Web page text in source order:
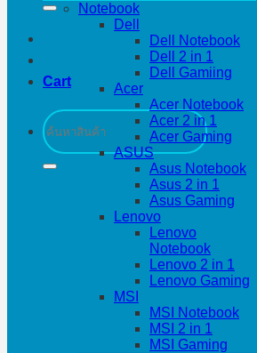
Cart
Search
for:
Notebook
Dell
Dell Notebook
Dell 2 in 1
Dell Gamiing
Acer
Acer Notebook
Acer 2 in 1
Acer Gaming
ASUS
Asus Notebook
Asus 2 in 1
Asus Gaming
Lenovo
Lenovo
Notebook
Lenovo 2 in 1
Lenovo Gaming
MSI
MSI Notebook
MSI 2 in 1
MSI Gaming